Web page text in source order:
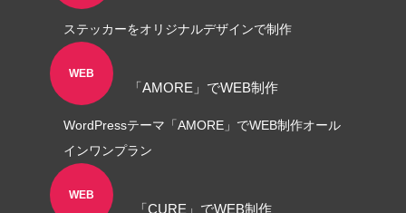
ステッカーをオリジナルデザインで制作
WEB
「AMORE」でWEB制作
WordPressテーマ「AMORE」でWEB制作オール
インワンプラン
WEB
「CURE」でWEB制作